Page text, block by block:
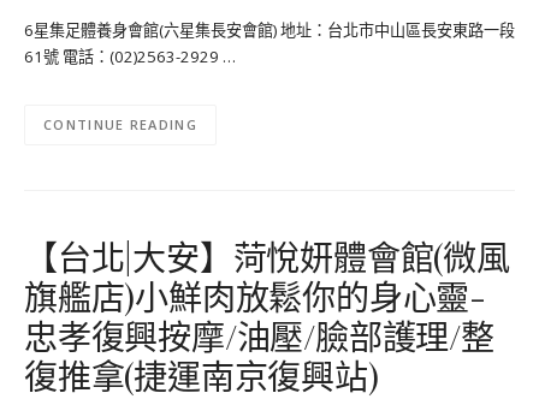
6星集足體養身會館(六星集長安會館) 地址：台北市中山區長安東路一段
61號 電話：(02)2563-2929 …
CONTINUE READING
【台北|大安】菏悅妍體會館(微風
旗艦店)小鮮肉放鬆你的身心靈-
忠孝復興按摩/油壓/臉部護理/整
復推拿(捷運南京復興站)